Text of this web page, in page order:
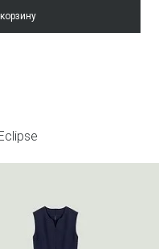
шерсти
вставкой